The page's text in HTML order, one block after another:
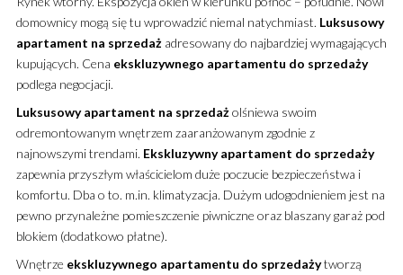
domownicy mogą się tu wprowadzić niemal natychmiast. Luksusowy
apartament na sprzedażadresowany do najbardziej wymagających
kupujących. Cena ekskluzywnego apartamentu do sprzedaży
podlega negocjacji.
Luksusowy apartament na sprzedażolśniewa swoim
odremontowanym wnętrzem zaaranżowanym zgodnie z
najnowszymi trendami. Ekskluzywny apartament do sprzedaży
zapewnia przyszłym właścicielom duże poczucie bezpieczeństwa i
komfortu. Dba o to. m.in. klimatyzacja. Dużym udogodnieniem jest na
pewno przynależne pomieszczenie piwniczne oraz blaszany garaż pod
blokiem (dodatkowo płatne).
Wnętrze ekskluzywnego apartamentu do sprzedażytworzą